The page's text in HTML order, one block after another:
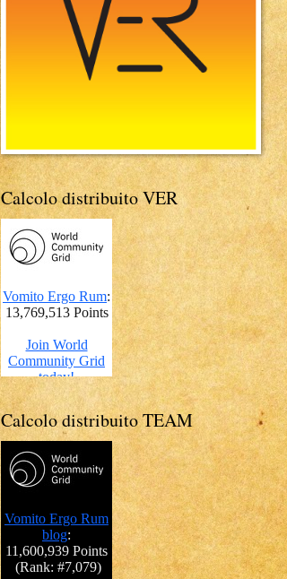
Calcolo distribuito VER
Calcolo distribuito TEAM